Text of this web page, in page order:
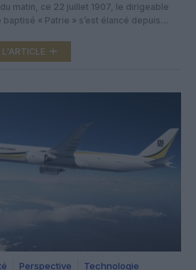
matin, ce 22 juillet 1907, le dirigeable
baptisé « Patrie » s’est élancé depuis
du conseil M. Clémenceau et le général
comme simples passagers,
L'ARTICLE
Perspective Technologie